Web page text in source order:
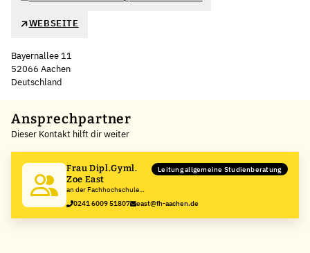
WEBSEITE
Bayernallee 11
52066 Aachen
Deutschland
+
−
Ansprechpartner
Dieser Kontakt hilft dir weiter
Frau Dipl.Gyml.
Zoe East
an der Fachhochschule
Aachen
Leitung allgemeine Studienberatung
0241 6009 51807 east@fh-aachen.de